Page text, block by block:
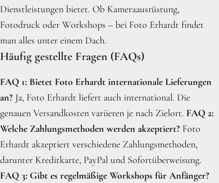
Dienstleistungen bietet. Ob Kameraausrüstung,
Fotodruck oder Workshops – bei Foto Erhardt findet
man alles unter einem Dach.
Häufig gestellte Fragen (FAQs)
FAQ 1: Bietet Foto Erhardt internationale Lieferungen
an? Ja, Foto Erhardt liefert auch international. Die
genauen Versandkosten variieren je nach Zielort. FAQ 2:
Welche Zahlungsmethoden werden akzeptiert? Foto
Erhardt akzeptiert verschiedene Zahlungsmethoden,
darunter Kreditkarte, PayPal und Sofortüberweisung.
FAQ 3: Gibt es regelmäßige Workshops für Anfänger?